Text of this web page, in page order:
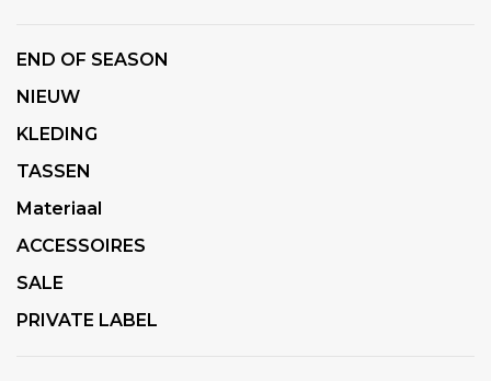
END OF SEASON
NIEUW
KLEDING
TASSEN
Materiaal
ACCESSOIRES
SALE
PRIVATE LABEL